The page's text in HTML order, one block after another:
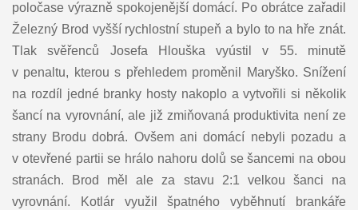
poločase výrazně spokojenější domácí. Po obrátce zařadil
Železný Brod vyšší rychlostní stupeň a bylo to na hře znát.
Tlak svěřenců Josefa Hlouška vyústil v 55. minutě
v penaltu, kterou s přehledem proměnil Maryško. Snížení
na rozdíl jedné branky hosty nakoplo a vytvořili si několik
šancí na vyrovnání, ale již zmiňovaná produktivita není ze
strany Brodu dobrá. Ovšem ani domácí nebyli pozadu a
v otevřené partii se hrálo nahoru dolů se šancemi na obou
stranách. Brod měl ale za stavu 2:1 velkou šanci na
vyrovnání. Kotlár využil špatného vyběhnutí brankáře